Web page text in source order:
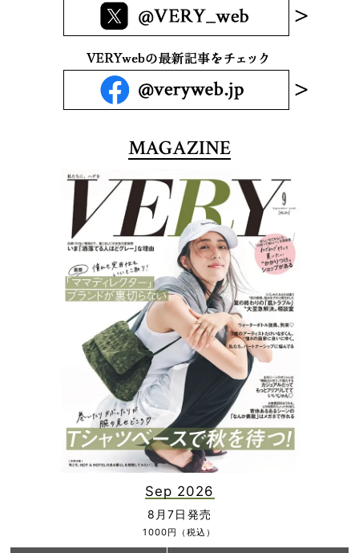
MAGAZINE
Sep 2026
8月7日発売
1000円（税込）